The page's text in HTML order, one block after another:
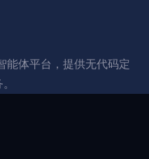
能体平台，提供无代码定